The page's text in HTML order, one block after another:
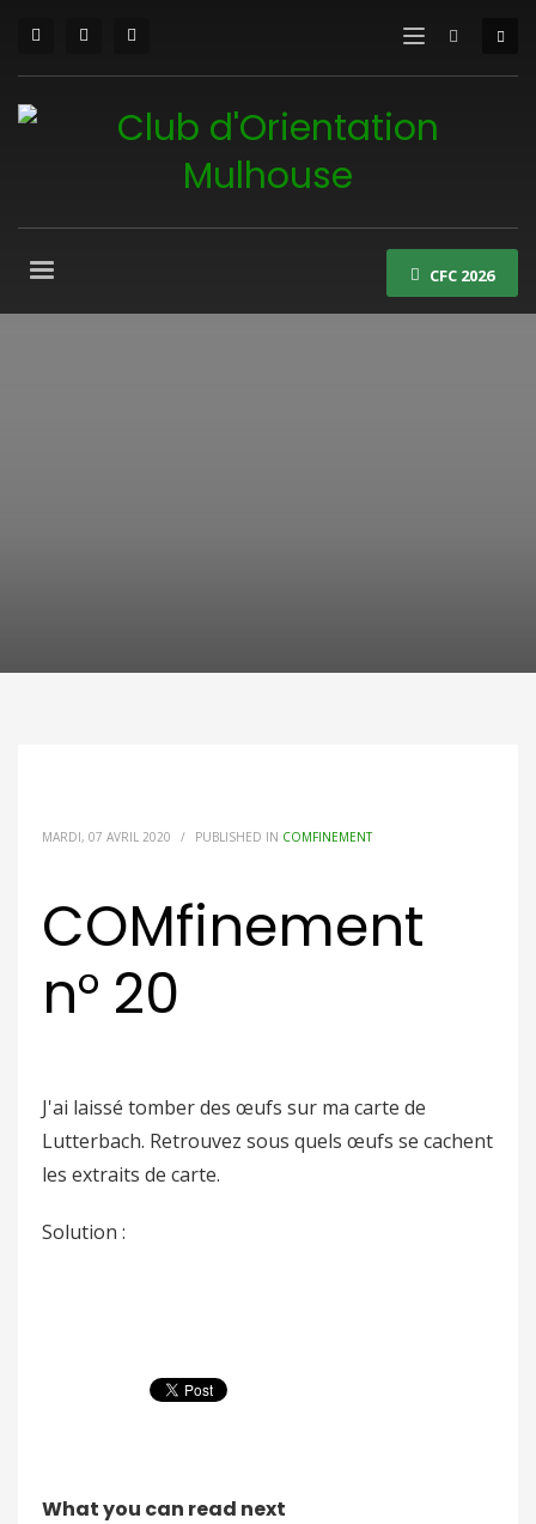
CFC 2026
MARDI, 07 AVRIL 2020 / PUBLISHED IN COMFINEMENT
COMfinement
n° 20
J'ai laissé tomber des œufs sur ma carte de
Lutterbach. Retrouvez sous quels œufs se cachent
les extraits de carte.
Solution :
What you can read next